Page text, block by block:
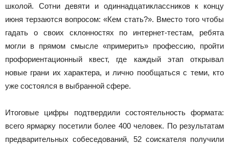
школой. Сотни девяти и одиннадцатиклассников к концу
июня терзаются вопросом: «Кем стать?». Вместо того чтобы
гадать о своих склонностях по интернет-тестам, ребята
могли в прямом смысле «примерить» профессию, пройти
профориентационный квест, где каждый этап открывал
новые грани их характера, и лично пообщаться с теми, кто
уже состоялся в выбранной сфере.
Итоговые цифры подтвердили состоятельность формата:
всего ярмарку посетили более 400 человек. По результатам
предварительных собеседований, 52 соискателя получили